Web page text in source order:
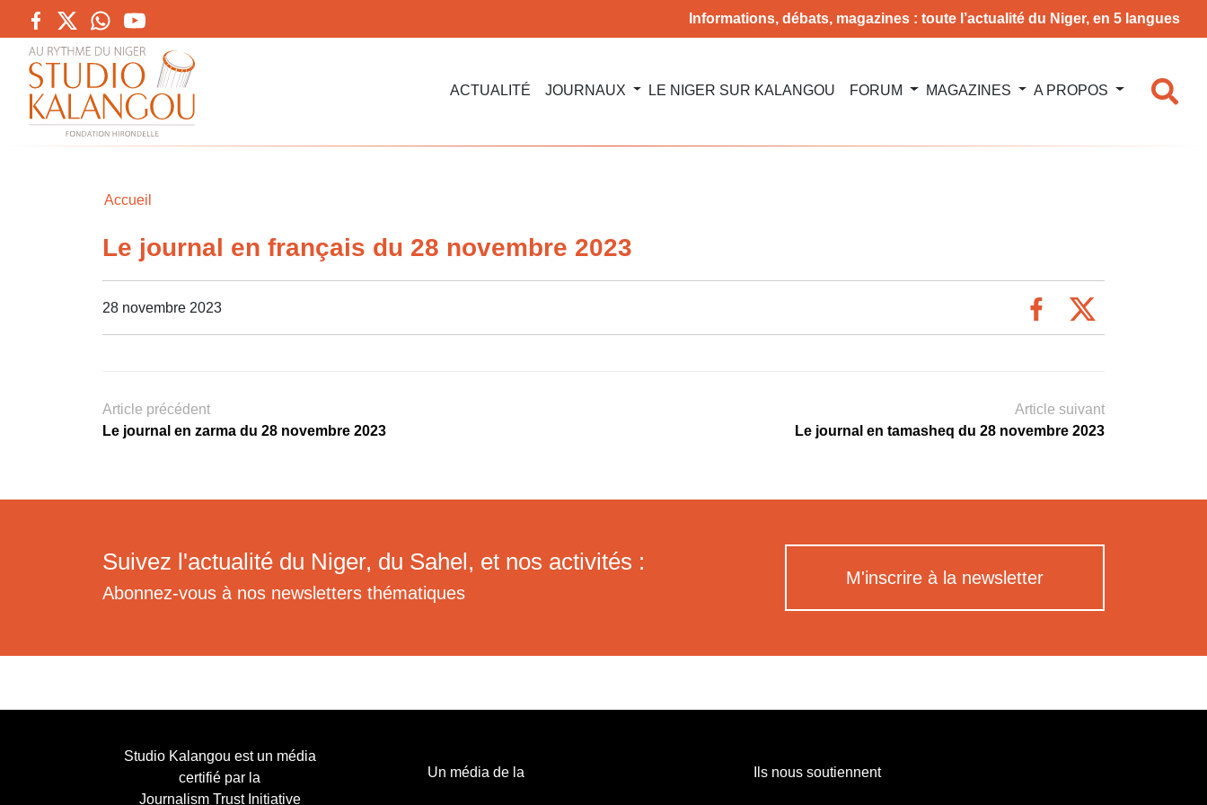
Informations, débats, magazines : toute l’actualité du Niger, en 5 langues
ACTUALITÉ JOURNAUX LE NIGER SUR KALANGOU FORUM MAGAZINES A PROPOS
Accueil
Le journal en français du 28 novembre 2023
28 novembre 2023
Article précédent
Le journal en zarma du 28 novembre 2023
Article suivant
Le journal en tamasheq du 28 novembre 2023
Suivez l'actualité du Niger, du Sahel, et nos activités :
Abonnez-vous à nos newsletters thématiques
M'inscrire à la newsletter
Studio Kalangou est un média
certifié par la
Journalism Trust Initiative
Un média de la Ils nous soutiennent